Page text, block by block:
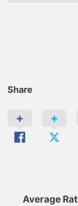
Share
Average